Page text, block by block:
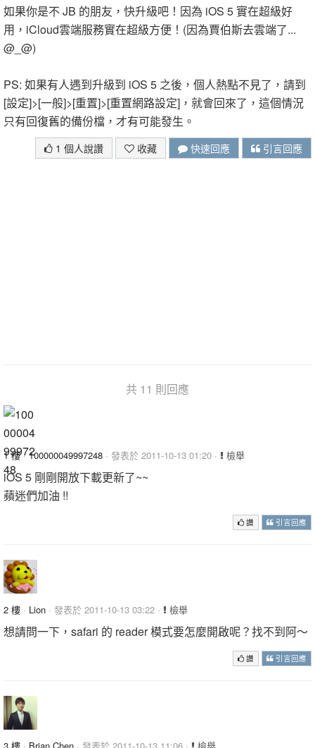
如果你是不 JB 的朋友，快升級吧！因為 iOS 5 實在超級好
用，iCloud雲端服務實在超級方便！(因為賈伯斯去雲端了...
@_@)
PS: 如果有人遇到升級到 iOS 5 之後，個人熱點不見了，請到
[設定]>[一般]>[重置]>[重置網路設定]，就會回來了，這個情況
只有回復舊的備份檔，才有可能發生。
1 個人說讚 收藏 快速回應 引言回應
共 11 則回應
1 樓·100000049997248 · 發表於 2011-10-13 01:20 · 檢舉
iOS 5 剛剛開放下載更新了~~
蘋迷們加油 !!
讚 引言回應
2 樓 · Lion · 發表於 2011-10-13 03:22 · 檢舉
想請問一下，safari 的 reader 模式要怎麼開啟呢？找不到阿～
讚 引言回應